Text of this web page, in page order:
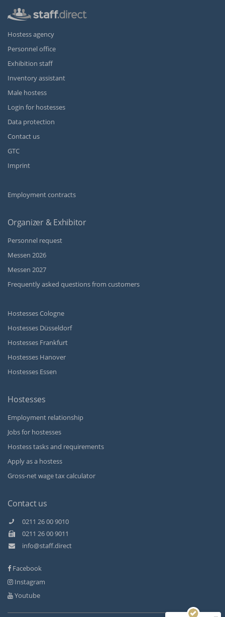
Hostess agency
Personnel office
Exhibition staff
Inventory assistant
Male hostess
Login for hostesses
Data protection
Contact us
GTC
Imprint
Employment contracts
Organizer & Exhibitor
Personnel request
Messen 2026
Messen 2027
Frequently asked questions from customers
Hostesses Cologne
Hostesses Düsseldorf
Hostesses Frankfurt
Hostesses Hanover
Hostesses Essen
Hostesses
Employment relationship
Jobs for hostesses
Hostess tasks and requirements
Apply as a hostess
Gross-net wage tax calculator
Contact us
0211 26 00 9010
0211 26 00 9011
info@staff.direct
Facebook
Instagram
Youtube